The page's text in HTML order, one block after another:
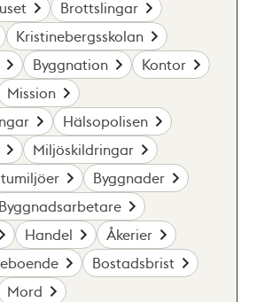
Brottslingar
Kristinebergsskolan
Byggnation
Kontor
Mission
Hälsopolisen
Miljöskildringar
Byggnader
Byggnadsarbetare
Handel
Åkerier
Bostadsbrist
Mord